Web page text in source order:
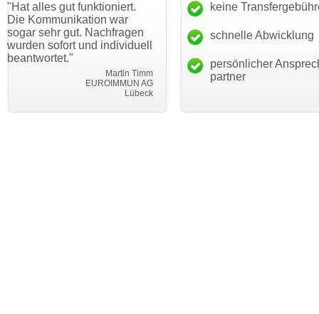
funktioniert.
war
Nachfragen
und individuell
EUROIMMUN AG
"Danke für den schnellen
Transfer und guten Service!"
Thomas Schäfer
i can eckert communication GmbH
"Ich bin
haben.
mein
keine
schnelle Abwicklung
persönlicher
partner